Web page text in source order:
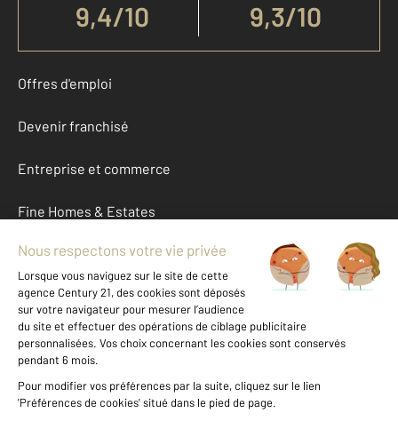
9,4/10 9,3/10
Offres d'emploi
Devenir franchisé
Entreprise et commerce
Fine Homes & Estates
À propos
International
Nous contacter